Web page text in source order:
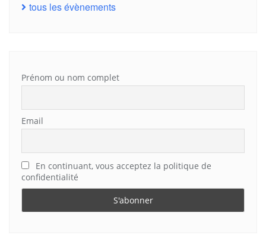
tous les évènements
Prénom ou nom complet
Email
En continuant, vous acceptez la politique de
confidentialité